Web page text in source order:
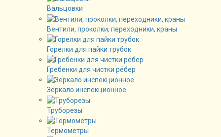
Вальцовки
Вентили, проколки, переходники, краны
Горелки для пайки трубок
Гребенки для чистки рёбер
Зеркало инспекционное
Труборезы
Термометры